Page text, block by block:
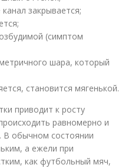
закрывается;
(симптом
шара, который
становится мягенькой.
приводит к росту
равномерно и
В обычном состоянии
а ежели при
как футбольный мяч,